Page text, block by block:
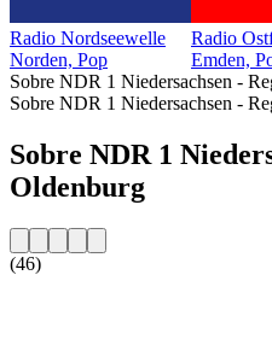
Radio Nordseewelle
Norden, Pop
Radio
Emden,
Sobre NDR 1 Niedersachsen -
Sobre NDR 1 Niedersachsen -
Sobre NDR 1
Oldenburg
(46)